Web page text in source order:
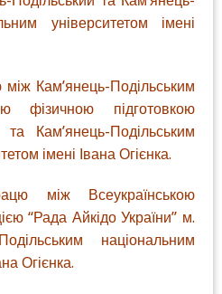
університетом імені
Кам’янець-Подільським
фізичною підготовкою
та Кам’янець-Подільським
імені Івана Огієнка.
між Всеукраїнською
“Рада Айкідо України” м.
національним
Огієнка.